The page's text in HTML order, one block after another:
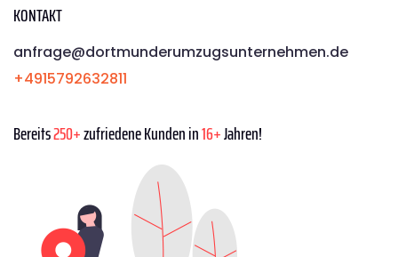
KONTAKT
anfrage@dortmunderumzugsunternehmen.de
+4915792632811
Bereits250+zufriedene Kunden in16+Jahren!